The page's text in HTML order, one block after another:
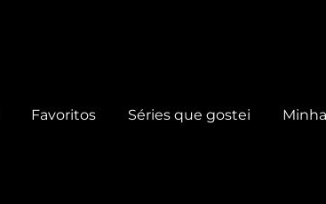
Favoritos Séries que gostei